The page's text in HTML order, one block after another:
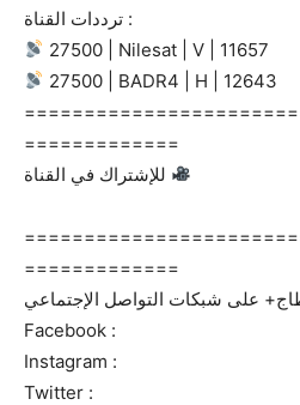
ترددات القناة :
27500 | Nilesat | V | 11657
27500 | BADR4 | H | 12643
=============
=============
Facebook :
Instagram :
Twitter :